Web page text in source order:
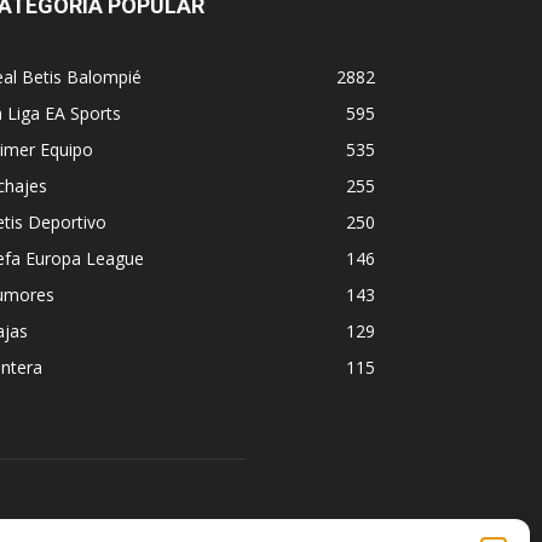
POPULAR
Betis Balompié
2882
Liga EA Sports
595
Equipo
535
255
Deportivo
250
Europa League
146
143
129
115